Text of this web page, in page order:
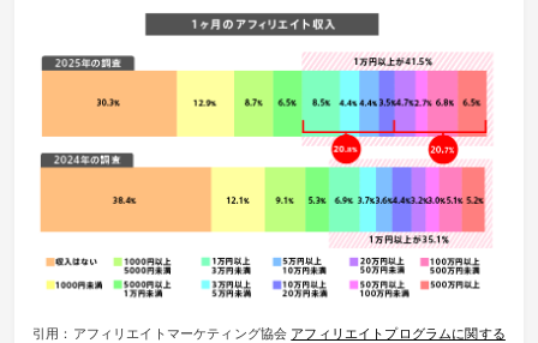
引用：アフィリエイトマーケティング協会 アフィリエイトプログラムに関する